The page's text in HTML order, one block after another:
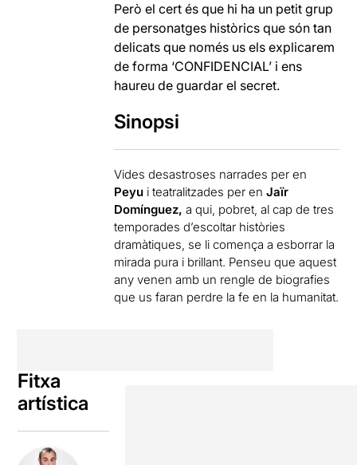
Però el cert és que hi ha un petit grup
de personatges històrics que són tan
delicats que només us els explicarem
de forma ‘CONFIDENCIAL’ i ens
haureu de guardar el secret.
Sinopsi
Vides desastroses narrades per en
Peyu i teatralitzades per en Jaïr
Domínguez, a qui, pobret, al cap de tres
temporades d’escoltar històries
dramàtiques, se li comença a esborrar la
mirada pura i brillant. Penseu que aquest
any venen amb un rengle de biografies
que us faran perdre la fe en la humanitat.
Fitxa
artística